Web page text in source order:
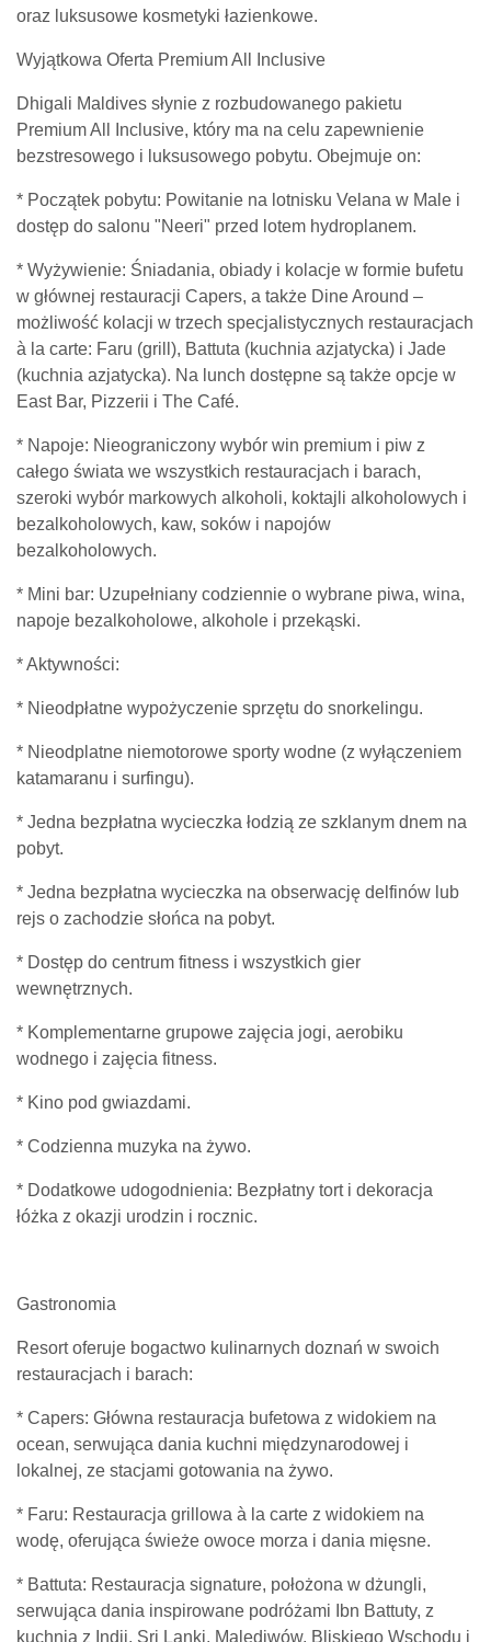
oraz luksusowe kosmetyki łazienkowe.
Wyjątkowa Oferta Premium All Inclusive
Dhigali Maldives słynie z rozbudowanego pakietu
Premium All Inclusive, który ma na celu zapewnienie
bezstresowego i luksusowego pobytu. Obejmuje on:
* Początek pobytu: Powitanie na lotnisku Velana w Male i
dostęp do salonu "Neeri" przed lotem hydroplanem.
* Wyżywienie: Śniadania, obiady i kolacje w formie bufetu
w głównej restauracji Capers, a także Dine Around –
możliwość kolacji w trzech specjalistycznych restauracjach
à la carte: Faru (grill), Battuta (kuchnia azjatycka) i Jade
(kuchnia azjatycka). Na lunch dostępne są także opcje w
East Bar, Pizzerii i The Café.
* Napoje: Nieograniczony wybór win premium i piw z
całego świata we wszystkich restauracjach i barach,
szeroki wybór markowych alkoholi, koktajli alkoholowych i
bezalkoholowych, kaw, soków i napojów
bezalkoholowych.
* Mini bar: Uzupełniany codziennie o wybrane piwa, wina,
napoje bezalkoholowe, alkohole i przekąski.
* Aktywności:
* Nieodpłatne wypożyczenie sprzętu do snorkelingu.
* Nieodplatne niemotorowe sporty wodne (z wyłączeniem
katamaranu i surfingu).
* Jedna bezpłatna wycieczka łodzią ze szklanym dnem na
pobyt.
* Jedna bezpłatna wycieczka na obserwację delfinów lub
rejs o zachodzie słońca na pobyt.
* Dostęp do centrum fitness i wszystkich gier
wewnętrznych.
* Komplementarne grupowe zajęcia jogi, aerobiku
wodnego i zajęcia fitness.
* Kino pod gwiazdami.
* Codzienna muzyka na żywo.
* Dodatkowe udogodnienia: Bezpłatny tort i dekoracja
łóżka z okazji urodzin i rocznic.
Gastronomia
Resort oferuje bogactwo kulinarnych doznań w swoich
restauracjach i barach:
* Capers: Główna restauracja bufetowa z widokiem na
ocean, serwująca dania kuchni międzynarodowej i
lokalnej, ze stacjami gotowania na żywo.
* Faru: Restauracja grillowa à la carte z widokiem na
wodę, oferująca świeże owoce morza i dania mięsne.
* Battuta: Restauracja signature, położona w dżungli,
serwująca dania inspirowane podróżami Ibn Battuty, z
kuchnią z Indii, Sri Lanki, Malediwów, Bliskiego Wschodu i